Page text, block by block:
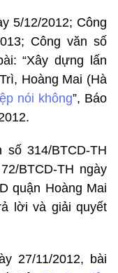
5/12/2012; Công
Công văn số
“Xây dựng lấn
Hoàng Mai (Hà
nói không”, Báo
314/BTCD-TH
BTCD-TH ngày
quận Hoàng Mai
lời và giải quyết
27/11/2012, bài